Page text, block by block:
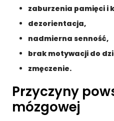
zaburzenia pamięci i
dezorientacja,
nadmierna senność,
brak motywacji do
zmęczenie.
Przyczyny
mózgowej